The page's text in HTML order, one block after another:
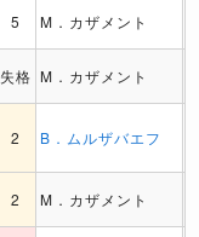
5 M．カザメント
失格 M．カザメント
2 B．ムルザバエフ
2 M．カザメント